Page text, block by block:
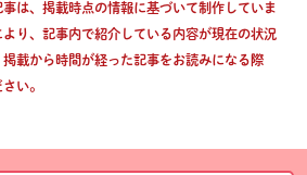
は、掲載時点の情報に基づいて制作していま
り、記事内で紹介している内容が現在の状況
載から時間が経った記事をお読みになる際
い。